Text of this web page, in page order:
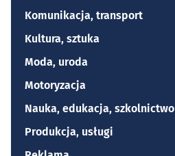
Komunikacja, transport
Kultura, sztuka
Moda, uroda
Motoryzacja
Nauka, edukacja, szkolnictwo
Produkcja, usługi